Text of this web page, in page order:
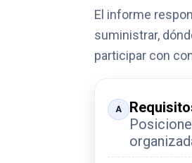
El informe
suministrar,
participar con
A